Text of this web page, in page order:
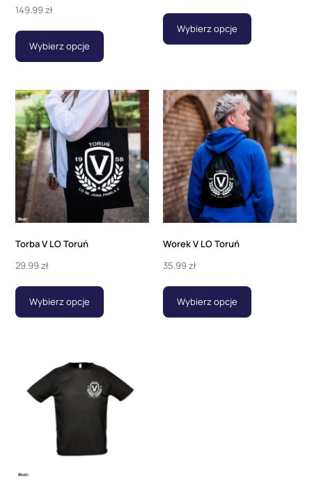
149.99zł
Wybierz opcje
Wybierz opcje
Torba V LO Toruń
29.99zł
Wybierz opcje
Worek V LO Toruń
35.99 zł
Wybierz opcje